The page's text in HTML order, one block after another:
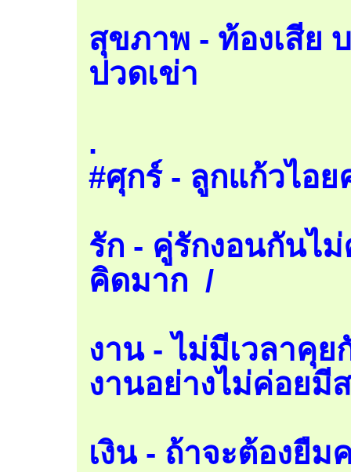
สุขภาพ - ท้องเสีย
ปวดเข่า
.
#ศุกร์ - ลูกแก้วไอ
รัก - คู่รักงอนกันไ
คิดมาก /
งาน - ไม่มีเวลาคุย
งานอย่างไม่ค่อยมี
เงิน - ถ้าจะต้องยื